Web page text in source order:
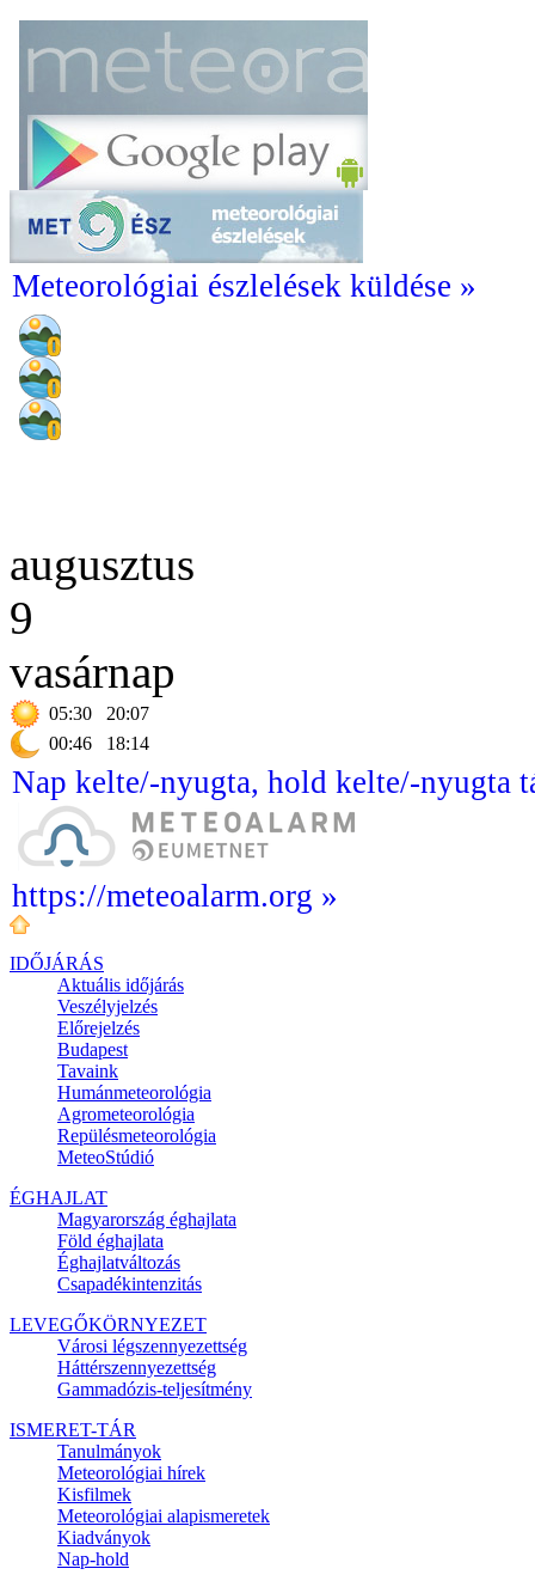
Meteorológiai észlelések küldése »
augusztus
9
vasárnap
05:30
20:07
00:46
18:14
Nap kelte/-nyugta, hold kelte/-nyugta
https://meteoalarm.org »
IDŐJÁRÁS
Aktuális időjárás
Veszélyjelzés
Előrejelzés
Budapest
Tavaink
Humánmeteorológia
Agrometeorológia
Repülésmeteorológia
MeteoStúdió
ÉGHAJLAT
Magyarország éghajlata
Föld éghajlata
Éghajlatváltozás
Csapadékintenzitás
LEVEGŐKÖRNYEZET
Városi légszennyezettség
Háttérszennyezettség
Gammadózis-teljesítmény
ISMERET-TÁR
Tanulmányok
Meteorológiai hírek
Kisfilmek
Meteorológiai alapismeretek
Kiadványok
Nap-hold